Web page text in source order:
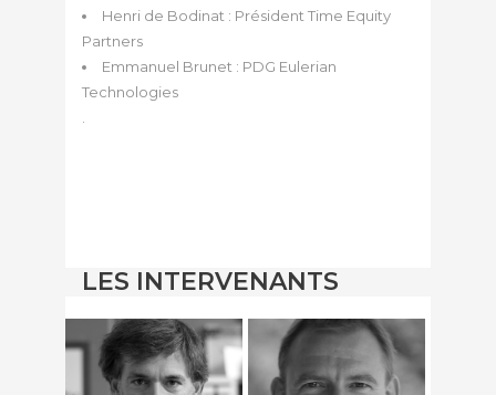
Henri de Bodinat : Président Time Equity
Partners
Emmanuel Brunet : PDG Eulerian
Technologies
LES INTERVENANTS